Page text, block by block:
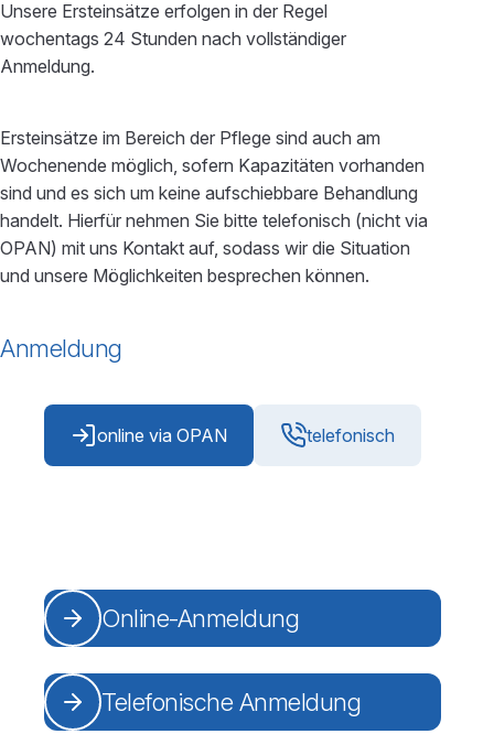
Unsere Ersteinsätze erfolgen in der Regel
wochentags 24 Stunden nach vollständiger
Anmeldung.
Ersteinsätze im Bereich der Pflege sind auch am
Wochenende möglich, sofern Kapazitäten vorhanden
sind und es sich um keine aufschiebbare Behandlung
handelt. Hierfür nehmen Sie bitte telefonisch (nicht via
OPAN) mit uns Kontakt auf, sodass wir die Situation
und unsere Möglichkeiten besprechen können.
Anmeldung
online via OPAN telefonisch
Online-Anmeldung
Telefonische Anmeldung